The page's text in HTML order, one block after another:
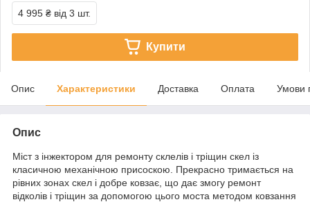
4 995 ₴ від 3 шт.
Купити
Опис Характеристики Доставка Оплата Умови
Опис
Міст з інжектором для ремонту склелів і тріщин скел із
класичною механічною присоскою. Прекрасно тримається на
рівних зонах скел і добре ковзає, що дає змогу ремонт
відколів і тріщин за допомогою цього моста методом ковзання